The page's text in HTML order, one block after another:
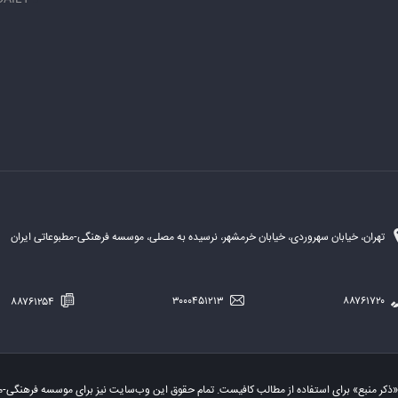
تهران، خیابان سهروردی، خیابان خرمشهر، نرسیده به مصلی، موسسه فرهنگی-مطبوعاتی ایران
«ذکر منبع» برای استفاده از مطالب کافیست. تمام حقوق این وب‌سایت نیز برای موسسه